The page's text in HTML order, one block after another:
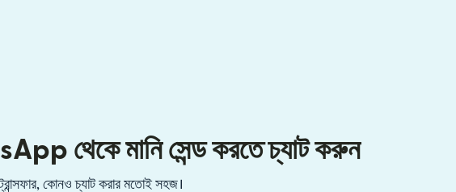
থেকে মানি সেন্ড করতে চ্যাট করুন
কোনও চ্যাট করার মতোই সহজ।